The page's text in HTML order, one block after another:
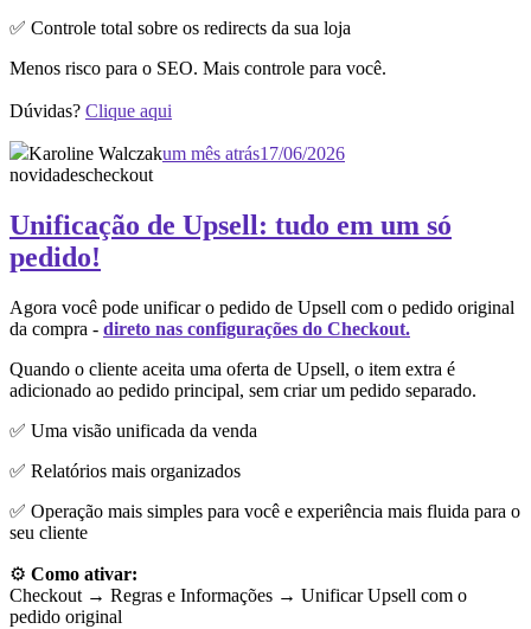
✅ Controle total sobre os redirects da sua loja
Menos risco para o SEO. Mais controle para você.
Dúvidas? Clique aqui
Karoline Walczakum mês atrás17/06/2026
novidadescheckout
Unificação de Upsell: tudo em um só
pedido!
Agora você pode unificar o pedido de Upsell com o pedido original
da compra - direto nas configurações do Checkout.
Quando o cliente aceita uma oferta de Upsell, o item extra é
adicionado ao pedido principal, sem criar um pedido separado.
✅ Uma visão unificada da venda
✅ Relatórios mais organizados
✅ Operação mais simples para você e experiência mais fluida para o
seu cliente
⚙️ Como ativar:
Checkout → Regras e Informações → Unificar Upsell com o
pedido original